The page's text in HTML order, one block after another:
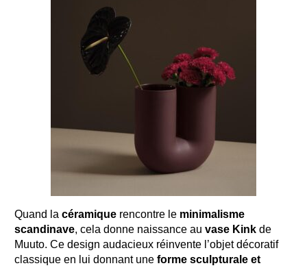
Quand la céramique rencontre le minimalisme
scandinave, cela donne naissance au vase Kink de
Muuto. Ce design audacieux réinvente l’objet décoratif
classique en lui donnant une forme sculpturale et